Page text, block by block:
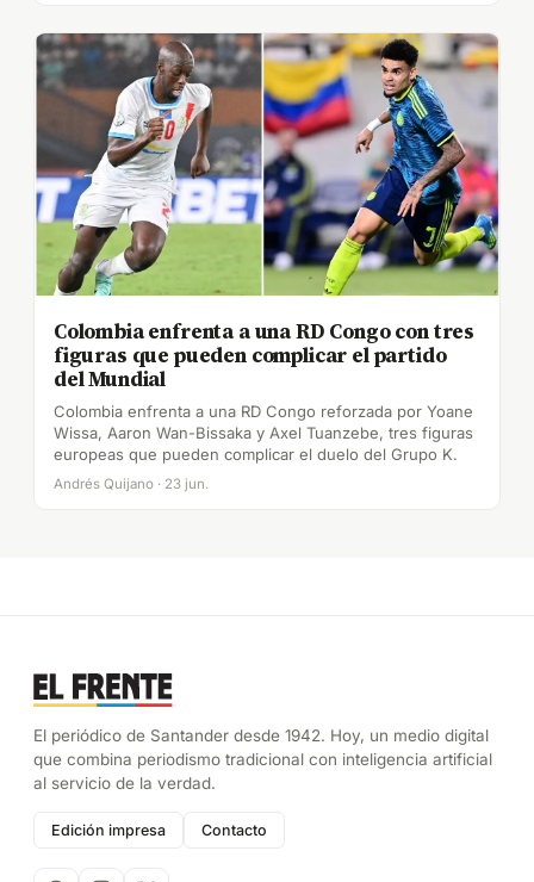
Colombia enfrenta a una RD Congo con tres
figuras que pueden complicar el partido
del Mundial
Colombia enfrenta a una RD Congo reforzada por Yoane
Wissa, Aaron Wan-Bissaka y Axel Tuanzebe, tres figuras
europeas que pueden complicar el duelo del Grupo K.
Andrés Quijano · 23 jun.
El periódico de Santander desde 1942. Hoy, un medio digital
que combina periodismo tradicional con inteligencia artificial
al servicio de la verdad.
Edición impresa Contacto